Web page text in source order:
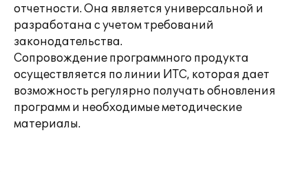
отчетности. Она является универсальной и
разработана с учетом требований
законодательства.
Сопровождение программного продукта
осуществляется по линии ИТС, которая дает
возможность регулярно получать обновления
программ и необходимые методические
материалы.